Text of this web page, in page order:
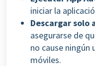
iniciar la
Descargar solo
asegurarse de
no cause ningún
móviles.